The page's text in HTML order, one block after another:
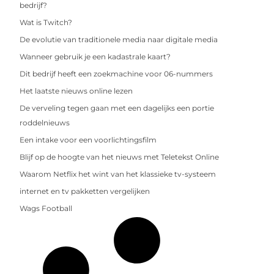
bedrijf?
Wat is Twitch?
De evolutie van traditionele media naar digitale media
Wanneer gebruik je een kadastrale kaart?
Dit bedrijf heeft een zoekmachine voor 06-nummers
Het laatste nieuws online lezen
De verveling tegen gaan met een dagelijks een portie
roddelnieuws
Een intake voor een voorlichtingsfilm
Blijf op de hoogte van het nieuws met Teletekst Online
Waarom Netflix het wint van het klassieke tv-systeem
internet en tv pakketten vergelijken
Wags Football